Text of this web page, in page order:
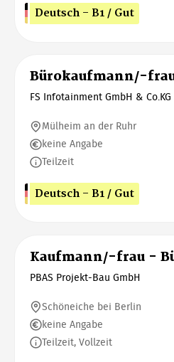
Deutsch - B1 / Gut
Bürokaufmann/-
FS Infotainment GmbH & Co.KG
Mülheim an der Ruhr
keine Angabe
Teilzeit
Deutsch - B1 / Gut
Kaufmann/-frau -
PBAS Projekt-Bau GmbH
Schöneiche bei Berlin
keine Angabe
Teilzeit, Vollzeit